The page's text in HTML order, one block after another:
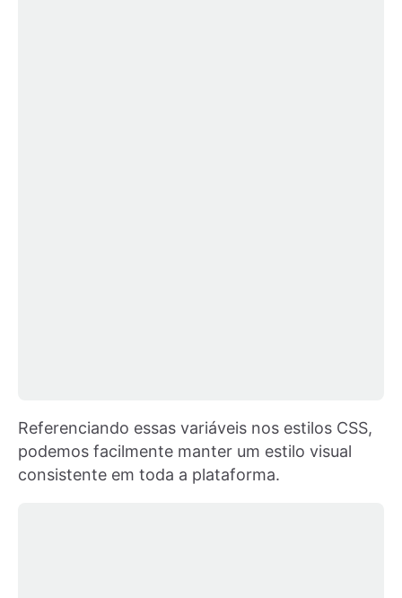
Referenciando essas variáveis nos estilos CSS,
podemos facilmente manter um estilo visual
consistente em toda a plataforma.